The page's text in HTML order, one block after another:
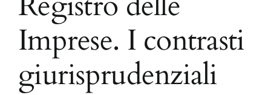
Imprese. I contrasti
giurisprudenziali